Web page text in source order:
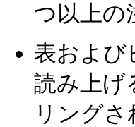
つ以上の
表および
読み上げ
リングさ